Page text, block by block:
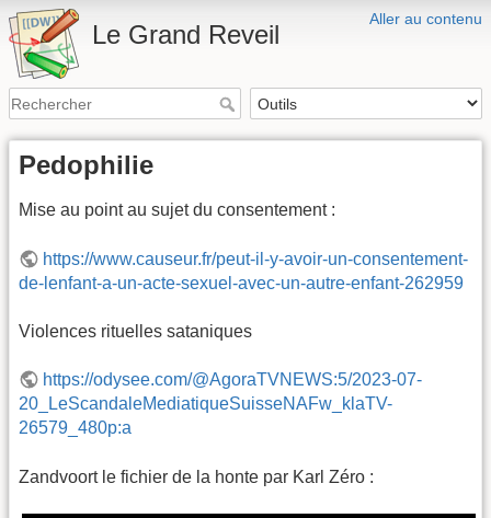
Aller au contenu
Le Grand Reveil
Pedophilie
Mise au point au sujet du consentement :
https://www.causeur.fr/peut-il-y-avoir-un-consentement-
de-lenfant-a-un-acte-sexuel-avec-un-autre-enfant-262959
Violences rituelles sataniques
https://odysee.com/@AgoraTVNEWS:5/2023-07-
20_LeScandaleMediatiqueSuisseNAFw_klaTV-
26579_480p:a
Zandvoort le fichier de la honte par Karl Zéro :